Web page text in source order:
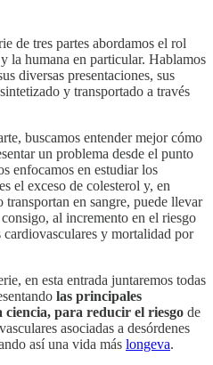
de tres partes abordamos el rol
la humana en particular. Hablamos
diversas presentaciones, sus
y transportado a través
buscamos entender mejor cómo
un problema desde el punto
enfocamos en estudiar los
el exceso de colesterol y, en
en sangre, puede llevar
al incremento en el riesgo
y mortalidad por
en esta entrada juntaremos todas
las principales
ciencia, para reducir el riesgo de
asociadas a desórdenes
así una vida más longeva.